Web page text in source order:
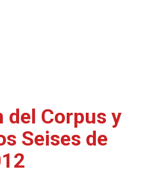
del Corpus y
Seises de